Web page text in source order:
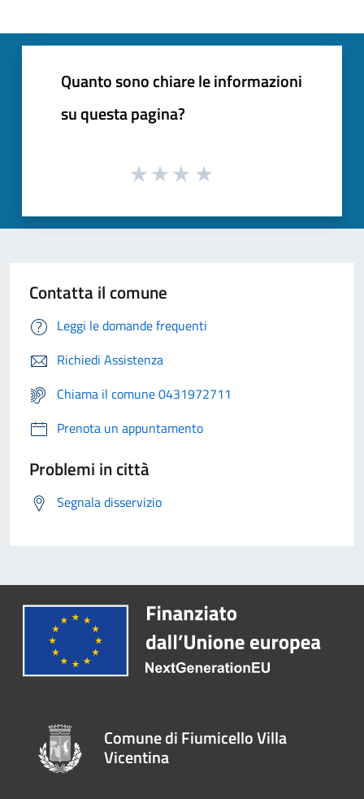
Quanto sono chiare le informazioni
su questa pagina?
Contatta il comune
Leggi le domande frequenti
Richiedi Assistenza
Chiama il comune 0431972711
Prenota un appuntamento
Problemi in città
Segnala disservizio
Comune di Fiumicello Villa
Vicentina